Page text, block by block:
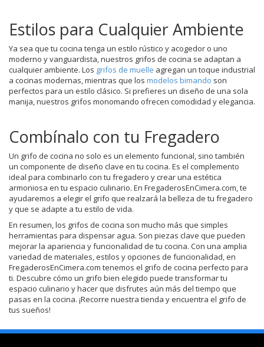
Estilos para Cualquier Ambiente
Ya sea que tu cocina tenga un estilo rústico y acogedor o uno
moderno y vanguardista, nuestros grifos de cocina se adaptan a
cualquier ambiente. Los grifos de muelle agregan un toque industrial
a cocinas modernas, mientras que los modelos bimando son
perfectos para un estilo clásico. Si prefieres un diseño de una sola
manija, nuestros grifos monomando ofrecen comodidad y elegancia.
Combínalo con tu Fregadero
Un grifo de cocina no solo es un elemento funcional, sino también
un componente de diseño clave en tu cocina. Es el complemento
ideal para combinarlo con tu fregadero y crear una estética
armoniosa en tu espacio culinario. En FregaderosEnCimera.com, te
ayudaremos a elegir el grifo que realzará la belleza de tu fregadero
y que se adapte a tu estilo de vida.
En resumen, los grifos de cocina son mucho más que simples
herramientas para dispensar agua. Son piezas clave que pueden
mejorar la apariencia y funcionalidad de tu cocina. Con una amplia
variedad de materiales, estilos y opciones de funcionalidad, en
FregaderosEnCimera.com tenemos el grifo de cocina perfecto para
ti. Descubre cómo un grifo bien elegido puede transformar tu
espacio culinario y hacer que disfrutes aún más del tiempo que
pasas en la cocina. ¡Recorre nuestra tienda y encuentra el grifo de
tus sueños!